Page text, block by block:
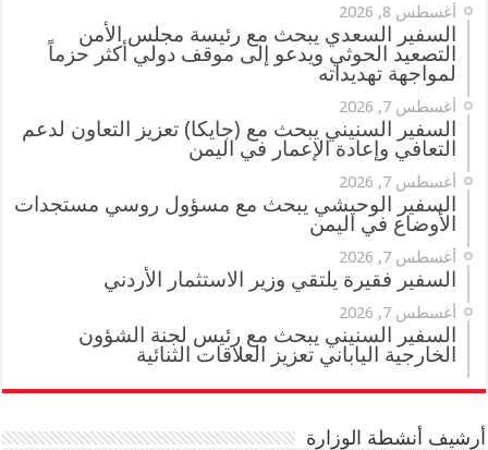
أغسطس 8, 2026
السفير السعدي يبحث مع رئيسة مجلس الأمن
التصعيد الحوثي ويدعو إلى موقف دولي أكثر حزماً
لمواجهة تهديداته
أغسطس 7, 2026
السفير السنيني يبحث مع (جايكا) تعزيز التعاون لدعم
التعافي وإعادة الإعمار في اليمن
أغسطس 7, 2026
السفير الوحيشي يبحث مع مسؤول روسي مستجدات
الأوضاع في اليمن
أغسطس 7, 2026
السفير فقيرة يلتقي وزير الاستثمار الأردني
أغسطس 7, 2026
السفير السنيني يبحث مع رئيس لجنة الشؤون
الخارجية الياباني تعزيز العلاقات الثنائية
أرشيف أنشطة الوزارة